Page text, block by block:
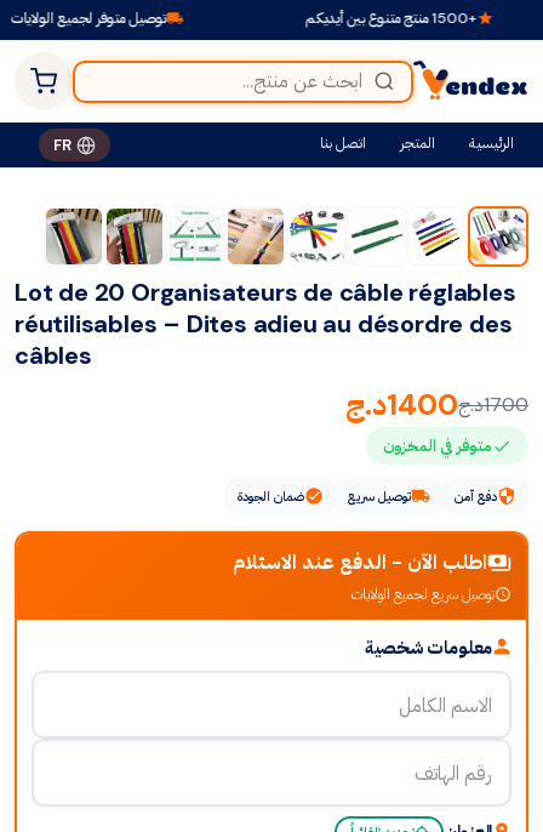
توصيل متوفر لجميع الولايات
الرئيسية المتجر اتصل بنا FR
-18%
Lot de 20 Organisateurs de câble réglables
réutilisables – Dites adieu au désordre des
câbles
1700د.ج1400د.ج
متوفر في المخزون
دفع آمن توصيل سريع ضمان الجودة
اطلب الآن - الدفع عند الاستلام
توصيل سريع لجميع الولايات
معلومات شخصية